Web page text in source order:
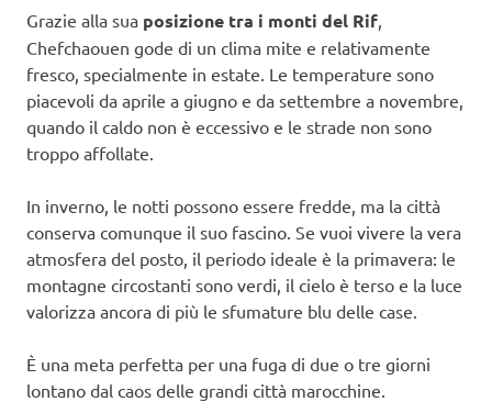
Grazie alla sua posizione tra i monti del Rif,
Chefchaouen gode di un clima mite e relativamente
fresco, specialmente in estate. Le temperature sono
piacevoli da aprile a giugno e da settembre a novembre,
quando il caldo non è eccessivo e le strade non sono
troppo affollate.
In inverno, le notti possono essere fredde, ma la città
conserva comunque il suo fascino. Se vuoi vivere la vera
atmosfera del posto, il periodo ideale è la primavera: le
montagne circostanti sono verdi, il cielo è terso e la luce
valorizza ancora di più le sfumature blu delle case.
È una meta perfetta per una fuga di due o tre giorni
lontano dal caos delle grandi città marocchine.